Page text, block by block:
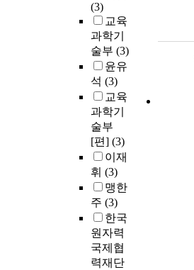
(3)
교육
과학기
술부 (3)
윤유
석 (3)
교육
과학기
술부
[편] (3)
이재
휘 (3)
맹한
주 (3)
한국
원자력
국제협
력재단